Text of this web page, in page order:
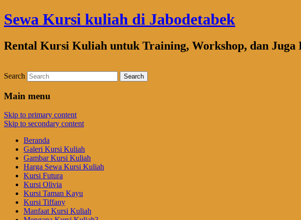
Sewa Kursi kuliah di Jabodetabek
Rental Kursi Kuliah untuk Training, Workshop, dan Juga
Search
Main menu
Skip to primary content
Skip to secondary content
Beranda
Galeri Kursi Kuliah
Gambar Kursi Kuliah
Harga Sewa Kursi Kuliah
Kursi Futura
Kursi Olivia
Kursi Taman Kayu
Kursi Tiffany
Manfaat Kursi Kuliah